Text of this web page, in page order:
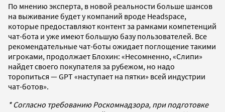
По мнению эксперта, в новой реальности больше шансов
на выживание будет у компаний вроде Headspace,
которые предоставляют контент за рамками компетенций
чат-бота и уже имеют большую базу пользователей. Все
рекомендательные чат-боты ожидает поглощение такими
игроками, продолжает Блохин: «Несомненно, «Слипи»
найдет своего покупателя за рубежом, но надо
торопиться — GPT «наступает на пятки» всей индустрии
чат-ботов».
* Согласно требованию Роскомнадзора, при подготовке